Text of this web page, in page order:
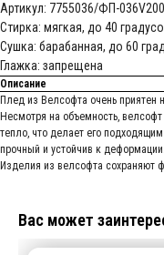
Артикул: 7755036/ФП-
Стирка: мягкая, до 40
Сушка: барабанная, до 60
Глажка: запрещена
Описание
Плед из Велсофта очень приятен
Несмотря на объемность,
тепло, что делает его
прочный и устойчив к
Изделия из велсофта сохраняют
Вас может